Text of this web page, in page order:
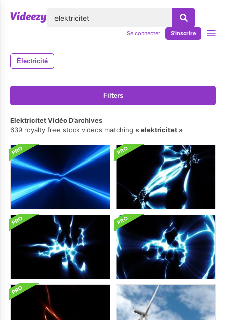
Se connecter S'inscrire
Électricité
Filters
Elektricitet Vidéo D’archives
639 royalty free stock videos matching
elektricitet